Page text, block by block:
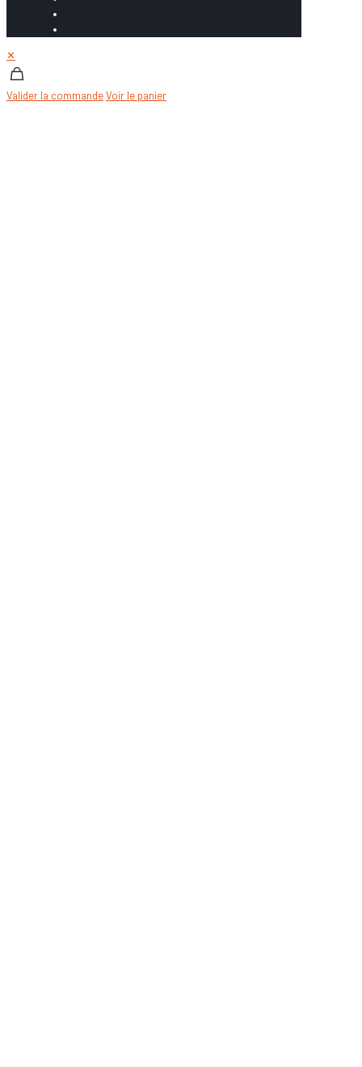
✕
Valider la commandeVoir le panier